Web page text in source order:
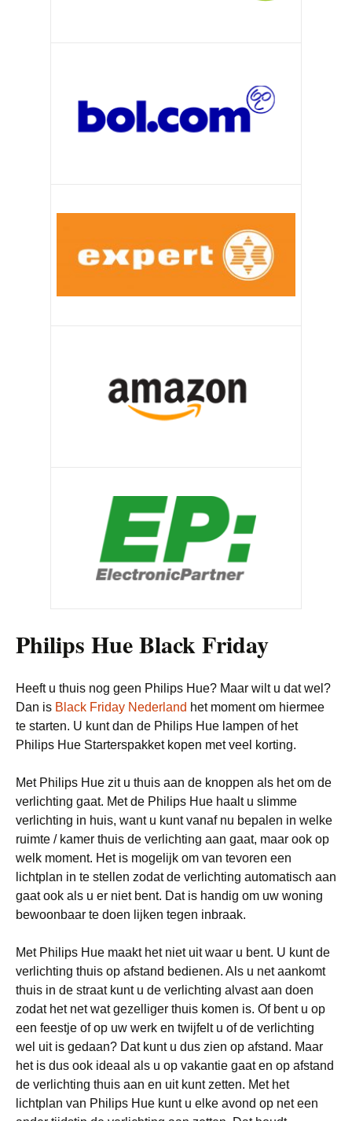
Philips Hue Black Friday
Heeft u thuis nog geen Philips Hue? Maar wilt u dat wel?
Dan is Black Friday Nederland het moment om hiermee
te starten. U kunt dan de Philips Hue lampen of het
Philips Hue Starterspakket kopen met veel korting.
Met Philips Hue zit u thuis aan de knoppen als het om de
verlichting gaat. Met de Philips Hue haalt u slimme
verlichting in huis, want u kunt vanaf nu bepalen in welke
ruimte / kamer thuis de verlichting aan gaat, maar ook op
welk moment. Het is mogelijk om van tevoren een
lichtplan in te stellen zodat de verlichting automatisch aan
gaat ook als u er niet bent. Dat is handig om uw woning
bewoonbaar te doen lijken tegen inbraak.
Met Philips Hue maakt het niet uit waar u bent. U kunt de
verlichting thuis op afstand bedienen. Als u net aankomt
thuis in de straat kunt u de verlichting alvast aan doen
zodat het net wat gezelliger thuis komen is. Of bent u op
een feestje of op uw werk en twijfelt u of de verlichting
wel uit is gedaan? Dat kunt u dus zien op afstand. Maar
het is dus ook ideaal als u op vakantie gaat en op afstand
de verlichting thuis aan en uit kunt zetten. Met het
lichtplan van Philips Hue kunt u elke avond op net een